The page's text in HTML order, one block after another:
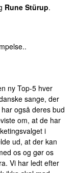
Rune Stürup.
ny Top-5 hver
sange, der
også deres bud
om, at de har
i
ud, at der kan
os og gør os
Vi har ledt efter